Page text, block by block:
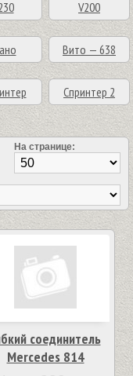
V200
Вито — 638
Спринтер 2
На странице:
соединитель
Mercedes 814